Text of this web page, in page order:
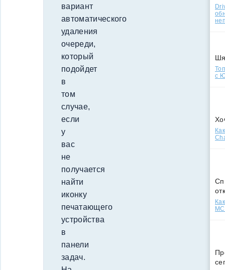
вариант
автоматического
удаления
очереди,
который
подойдет
в
том
случае,
если
у
вас
не
получается
найти
иконку
печатающего
устройства
в
панели
задач.
с